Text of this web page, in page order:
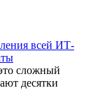
всей ИТ-
сложный
десятки